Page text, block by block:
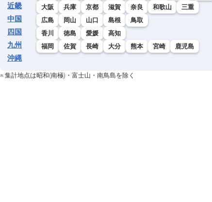
近畿 大阪 兵庫 京都 滋賀 奈良 和歌山 三重
中国 広島 岡山 山口 島根 鳥取
四国 香川 徳島 愛媛 高知
九州 福岡 佐賀 長崎 大分 熊本 宮崎 鹿児島
沖縄
※ 集計地点は昭和(南極)・富士山・南鳥島を除く